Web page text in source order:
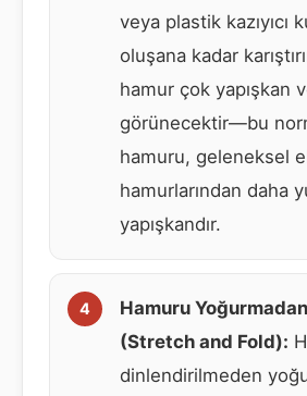
veya plastik kazıyıcı
oluşana kadar
hamur çok yapışkan
görünecektir—bu
hamuru, geleneksel
hamurlarından daha
yapışkandır.
Hamuru
(Stretch and Fold):
dinlendirilmeden